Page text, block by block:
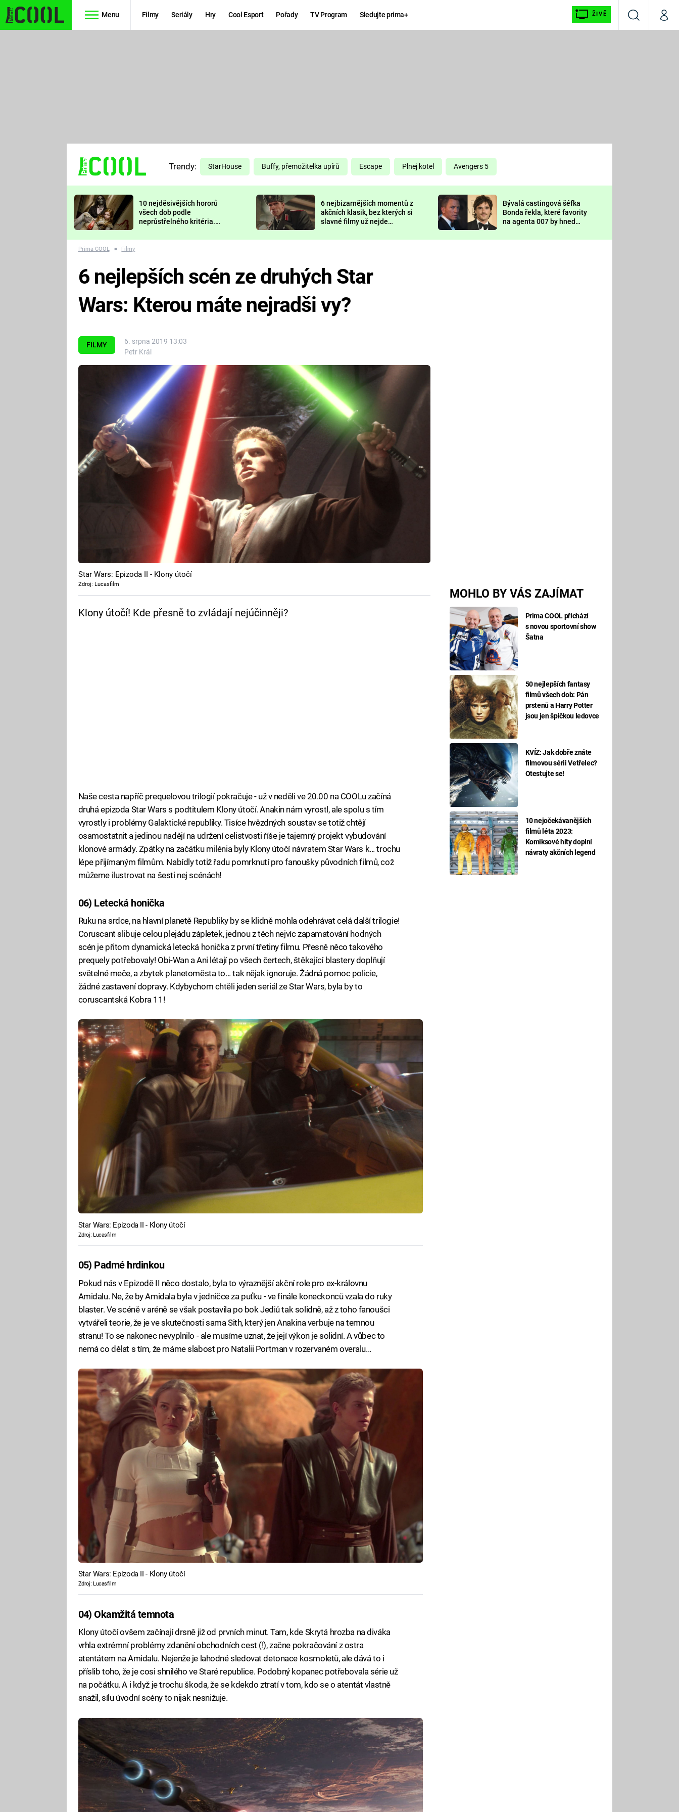
Menu Filmy Seriály Hry Cool Esport Pořady TV Program Sledujte prima+ ŽIVĚ
VyhledáváníMůj
TŘESKU
FUTURAMA
PREDÁTOR
DELIVERANCE
KOMEDIE
CHUCK
NORRIS
DEADPOOL
Prima LAJK
Sledujte nás
Trendy: StarHouse Buffy, přemožitelka upírů Escape Plnej kotel Avengers 5
10 nejděsivějších hororů
všech dob podle
neprůstřelného kritéria.
nejvíc zvednou tep?
6 nejbizarnějších momentů z
akčních klasik, bez kterých si
slavné filmy už nejde
Bývalá castingová šéfka
Bonda řekla, které favority
na agenta 007 by hned
Prima COOL ■ Filmy
FILMY
6. srpna 2019 13:03
Petr Král
MOHLO BY VÁS ZAJÍMAT
Prima COOL přichází
s novou sportovní show
Šatna
50 nejlepších fantasy
filmů všech dob: Pán
prstenů a Harry Potter
jsou jen špičkou ledovce
KVÍZ: Jak dobře znáte
filmovou sérii Vetřelec?
Otestujte se!
10 nejočekávanějších
filmů léta 2023:
Komiksové hity doplní
návraty akčních legend
6 nejlepších scén ze druhých Star
Wars: Kterou máte nejradši vy?
Star Wars: Epizoda II - Klony útočí
Zdroj: Lucasfilm
Klony útočí! Kde přesně to zvládají nejúčinněji?
Naše cesta napříč prequelovou trilogií pokračuje - už v neděli ve 20.00 na COOLu začíná
druhá epizoda Star Wars s podtitulem Klony útočí. Anakin nám vyrostl, ale spolu s tím
vyrostly i problémy Galaktické republiky. Tisíce hvězdných soustav se totiž chtějí
osamostatnit a jedinou nadějí na udržení celistvosti říše je tajemný projekt vybudování
klonové armády. Zpátky na začátku milénia byly Klony útočí návratem Star Wars k... trochu
lépe přijímaným filmům. Nabídly totiž řadu pomrknutí pro fanoušky původních filmů, což
můžeme ilustrovat na šesti nej scénách!
06) Letecká honička
Ruku na srdce, na hlavní planetě Republiky by se klidně mohla odehrávat celá další trilogie!
Coruscant slibuje celou plejádu zápletek, jednou z těch nejvíc zapamatování hodných
scén je přitom dynamická letecká honička z první třetiny filmu. Přesně něco takového
prequely potřebovaly! Obi-Wan a Ani létají po všech čertech, štěkající blastery doplňují
světelné meče, a zbytek planetoměsta to... tak nějak ignoruje. Žádná pomoc policie,
žádné zastavení dopravy. Kdybychom chtěli jeden seriál ze Star Wars, byla by to
coruscantská Kobra 11!
Star Wars: Epizoda II - Klony útočí
Zdroj: Lucasfilm
05) Padmé hrdinkou
Pokud nás v Epizodě II něco dostalo, byla to výraznější akční role pro ex-královnu
Amidalu. Ne, že by Amidala byla v jedničce za puťku - ve finále koneckonců vzala do ruky
blaster. Ve scéně v aréně se však postavila po bok Jediů tak solidně, až z toho fanoušci
vytvářeli teorie, že je ve skutečnosti sama Sith, který jen Anakina verbuje na temnou
stranu! To se nakonec nevyplnilo - ale musíme uznat, že její výkon je solidní. A vůbec to
nemá co dělat s tím, že máme slabost pro Natalii Portman v rozervaném overalu...
Star Wars: Epizoda II - Klony útočí
Zdroj: Lucasfilm
04) Okamžitá temnota
Klony útočí ovšem začínají drsně již od prvních minut. Tam, kde Skrytá hrozba na diváka
vrhla extrémní problémy zdanění obchodních cest (!), začne pokračování z ostra
atentátem na Amidalu. Nejenže je lahodné sledovat detonace kosmoletů, ale dává to i
příslib toho, že je cosi shnilého ve Staré republice. Podobný kopanec potřebovala série už
na počátku. A i když je trochu škoda, že se kdekdo ztratí v tom, kdo se o atentát vlastně
snažil, sílu úvodní scény to nijak nesnižuje.